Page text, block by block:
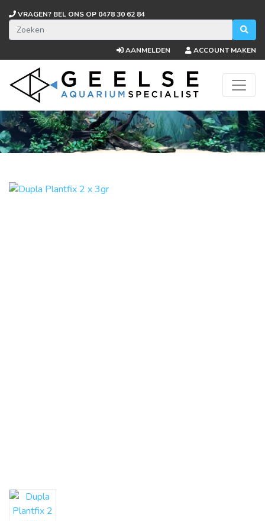
VRAGEN? BEL ONS OP 0478 30 62 84
AANMELDEN ACCOUNT MAKEN